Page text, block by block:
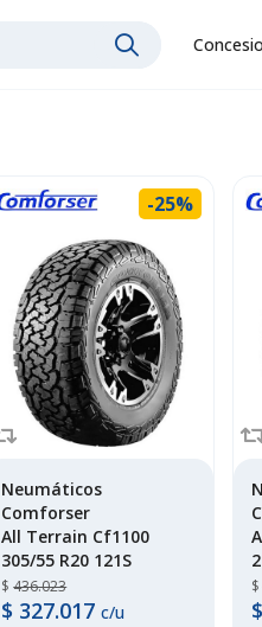
-25%
Neumáticos
Comforser
All Terrain Cf1100
305/55 R20 121S
$436.023
$ 327.017 c/u
$
$